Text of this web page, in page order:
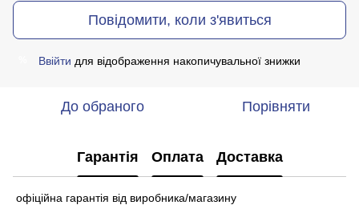
Повідомити, коли з'явиться
Ввійти для відображення накопичувальної знижки
До обраного Порівняти
Гарантія Оплата Доставка
офіційна гарантія від виробника/магазину